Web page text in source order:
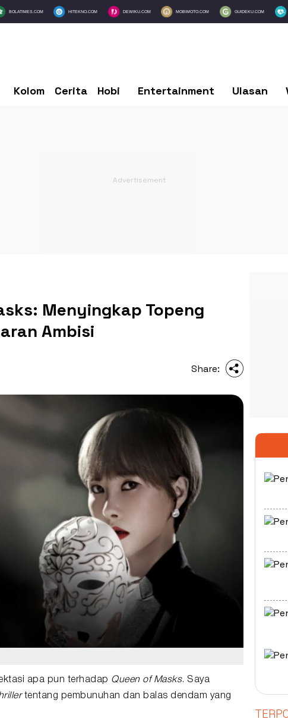
BOLATIMES.COM HITEKNO.COM DEWIKU.COM MOBIMOTO.COM GUIDEKU.COM
Kolom Cerita Hobi Entertainment Ulasan
Menyingkap Topeng
Ambisi
Share:
apa pun terhadap Queen of Masks. Saya
tentang pembunuhan dan balas dendam yang